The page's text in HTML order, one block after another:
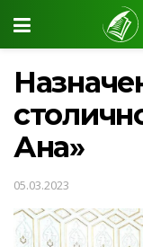
Ана»
05.03.2023